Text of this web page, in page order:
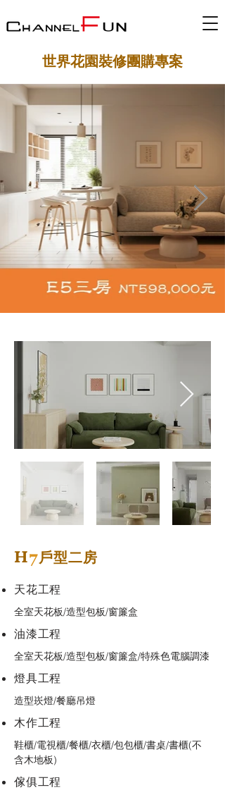
世界花園裝修團購專案
H7戶型二房
天花工程
全室天花板/造型包板/窗簾盒
油漆工程
全室天花板/造型包板/窗簾盒/特殊色電腦調漆
燈具工程
造型崁燈/餐廳吊燈
​木作工程
鞋櫃/電視櫃/餐櫃/衣櫃/包包櫃/書桌/書櫃(不
含木地板)
​傢俱工程